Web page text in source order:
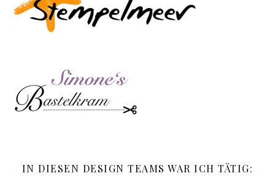
IN DIESEN DESIGN TEAMS WAR ICH TÄTIG: